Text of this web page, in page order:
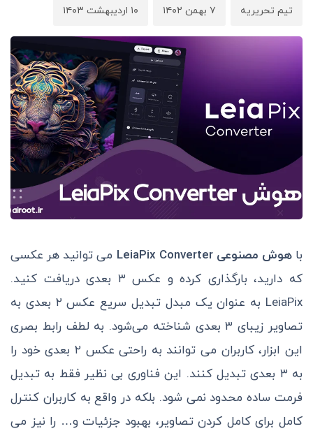
تیم تحریریه ۷ بهمن ۱۴۰۲ ۱۰ اردیبهشت ۱۴۰۳
باهوش مصنوعی LeiaPix Converter
می توانید هر عکسی
که دارید، بارگذاری کرده و عکس ۳ بعدی دریافت کنید.
LeiaPix به عنوان یک مبدل تبدیل سریع عکس ۲ بعدی به
تصاویر زیبای ۳ بعدی شناخته می‌شود. به لطف رابط بصری
این ابزار، کاربران می توانند به راحتی عکس ۲ بعدی خود را
به ۳ بعدی تبدیل کنند. این فناوری بی نظیر فقط به تبدیل
فرمت ساده محدود نمی شود. بلکه در واقع به کاربران کنترل
کامل برای کامل کردن تصاویر، بهبود جزئیات و… را نیز می